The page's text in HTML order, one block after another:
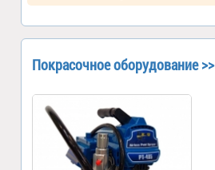
Покрасочное оборудование >>